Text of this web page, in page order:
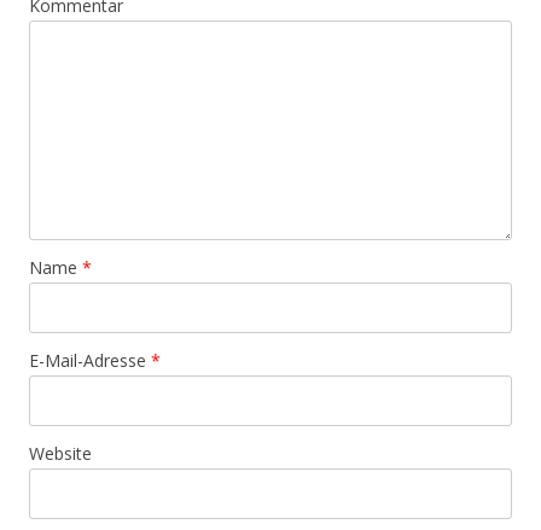
Kommentar
Name *
E-Mail-Adresse *
Website